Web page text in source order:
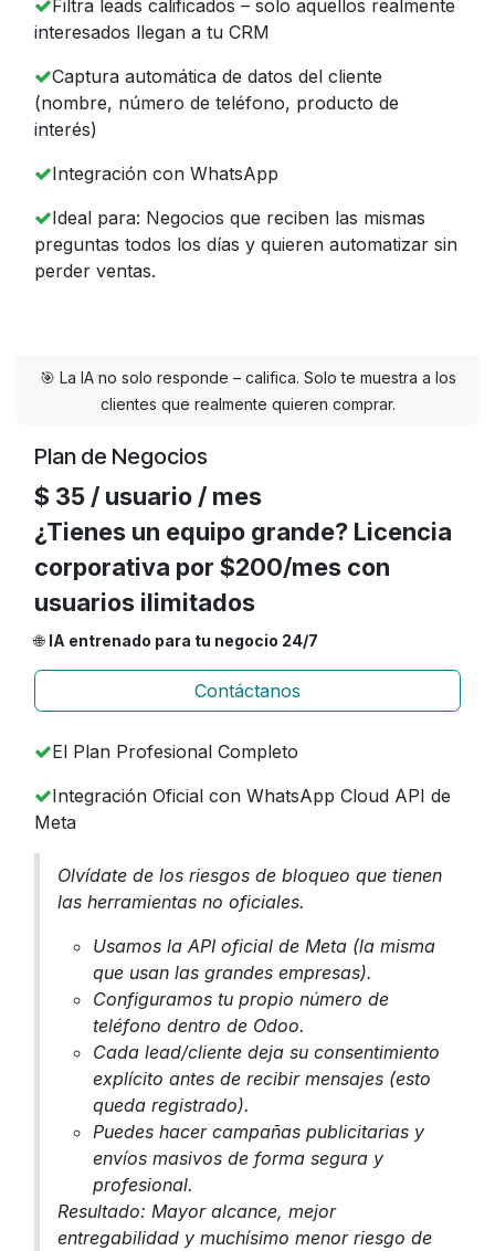
Filtra leads calificados – solo aquellos realmente
interesados llegan a tu CRM
Captura automática de datos del cliente
(nombre, número de teléfono, producto de
interés)
Integración con WhatsApp
Ideal para: Negocios que reciben las mismas
preguntas todos los días y quieren automatizar sin
perder ventas.
🎯 La IA no solo responde – califica. Solo te muestra a los
clientes que realmente quieren comprar.
Plan de Negocios
$ 35 / usuario / mes
¿Tienes un equipo grande? Licencia
corporativa por $200/mes con
usuarios ilimitados
🌐 IA entrenado para tu negocio 24/7
Contáctanos
El Plan Profesional Completo
Integración Oficial con WhatsApp Cloud API de
Meta
Olvídate de los riesgos de bloqueo que tienen
las herramientas no oficiales.
Usamos la API oficial de Meta (la misma
que usan las grandes empresas).
Configuramos tu propio número de
teléfono dentro de Odoo.
Cada lead/cliente deja su consentimiento
explícito antes de recibir mensajes (esto
queda registrado).
Puedes hacer campañas publicitarias y
envíos masivos de forma segura y
profesional.
Resultado: Mayor alcance, mejor
entregabilidad y muchísimo menor riesgo de